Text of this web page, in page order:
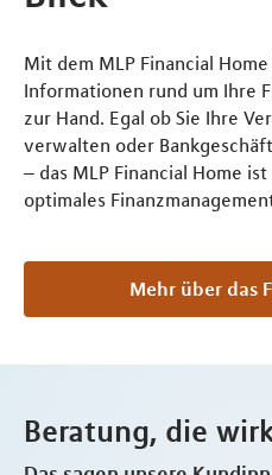
Mit dem MLP Financial
Informationen rund um Ihre
zur Hand. Egal ob Sie Ihre
verwalten oder
– das MLP Financial Home
optimales
Mehr über
Beratung, die